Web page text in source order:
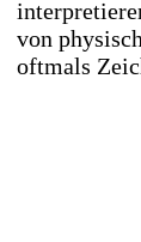
von
oftmals